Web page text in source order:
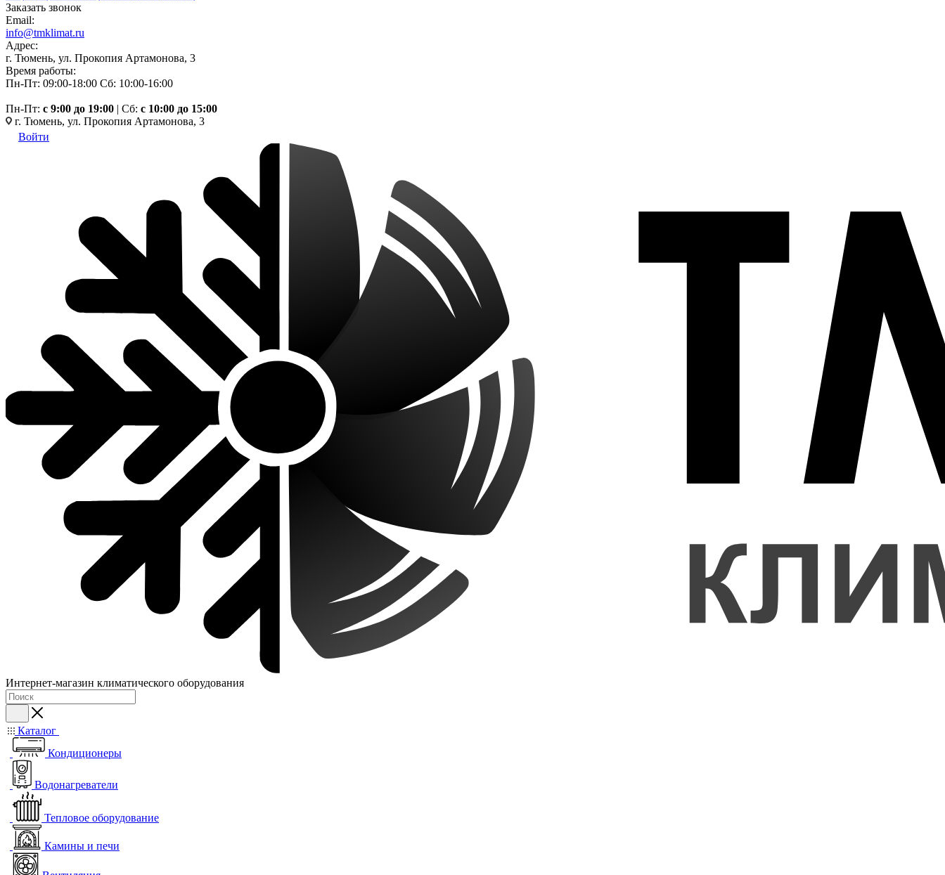
Заказать звонок
Email:
info@tmklimat.ru
Адрес:
г. Тюмень, ул. Прокопия Артамонова, 3
Время работы:
Пн-Пт: 09:00-18:00 Сб: 10:00-16:00
Пн-Пт: c 9:00 до 19:00 | Сб: с 10:00 до 15:00
г. Тюмень, ул. Прокопия Артамонова, 3
Войти
Интернет-магазин климатического оборудования
Каталог
Кондиционеры
Водонагреватели
Тепловое оборудование
Камины и печи